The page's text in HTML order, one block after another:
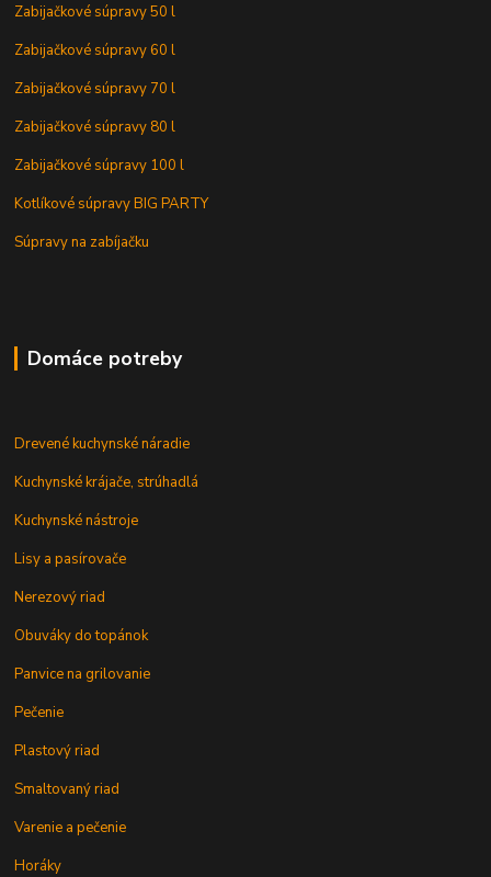
Zabijačkové súpravy 50 l
Zabijačkové súpravy 60 l
Zabijačkové súpravy 70 l
Zabijačkové súpravy 80 l
Zabijačkové súpravy 100 l
Kotlíkové súpravy BIG PARTY
Súpravy na zabíjačku
Domáce potreby
Drevené kuchynské náradie
Kuchynské krájače, strúhadlá
Kuchynské nástroje
Lisy a pasírovače
Nerezový riad
Obuváky do topánok
Panvice na grilovanie
Pečenie
Plastový riad
Smaltovaný riad
Varenie a pečenie
Horáky